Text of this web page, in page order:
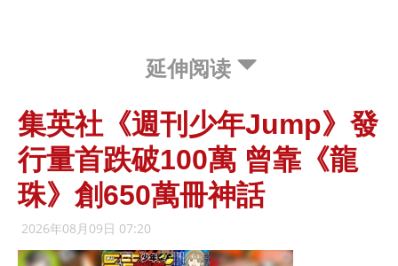
延伸阅读
集英社《週刊少年Jump》發
行量首跌破100萬 曾靠《龍
珠》創650萬冊神話
2026年08月09日 07:20